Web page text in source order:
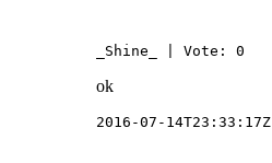
_Shine_ | Vote: 0
ok
2016-07-14T23:33:17Z